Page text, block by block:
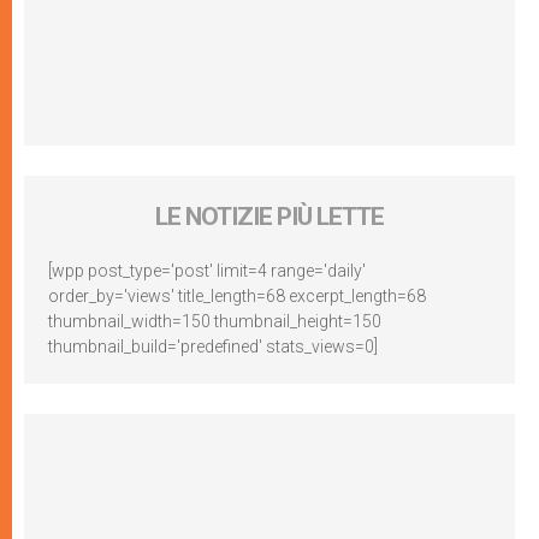
LE NOTIZIE PIÙ LETTE
[wpp post_type='post' limit=4 range='daily'
order_by='views' title_length=68 excerpt_length=68
thumbnail_width=150 thumbnail_height=150
thumbnail_build='predefined' stats_views=0]